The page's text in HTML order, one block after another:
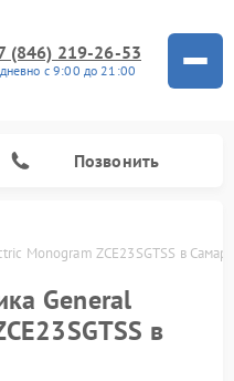
(846) 219-26-53
с 9:00 до 21:00
Позвонить
Monogram ZCE23SGTSS в
General
в